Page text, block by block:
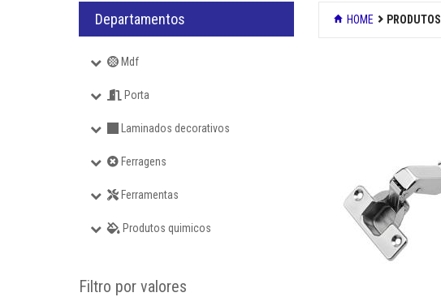
Laminados decorativos
Ferramentas
Produtos quimicos
Departamentos
Mdf
Porta
Laminados decorativos
Ferragens
Ferramentas
Produtos quimicos
Filtro por valores
HOME PRODUTOS